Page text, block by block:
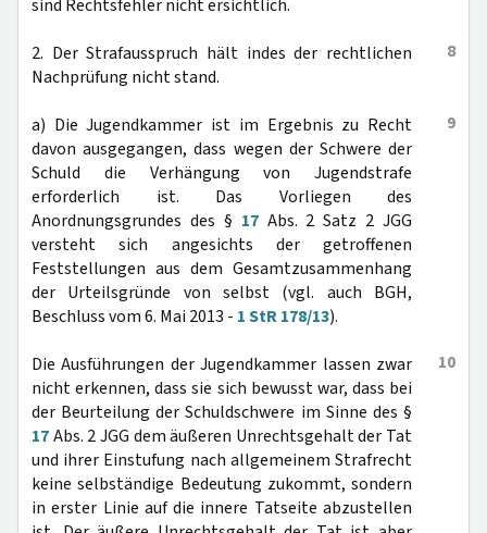
sind Rechtsfehler nicht ersichtlich.
8
2. Der Strafausspruch hält indes der rechtlichen
Nachprüfung nicht stand.
9
a) Die Jugendkammer ist im Ergebnis zu Recht
davon ausgegangen, dass wegen der Schwere der
Schuld die Verhängung von Jugendstrafe
erforderlich ist. Das Vorliegen des
Anordnungsgrundes des § 17Abs. 2 Satz 2 JGG
versteht sich angesichts der getroffenen
Feststellungen aus dem Gesamtzusammenhang
der Urteilsgründe von selbst (vgl. auch BGH,
Beschluss vom 6. Mai 2013 - 1 StR 178/13).
10
Die Ausführungen der Jugendkammer lassen zwar
nicht erkennen, dass sie sich bewusst war, dass bei
der Beurteilung der Schuldschwere im Sinne des §
17Abs. 2 JGG dem äußeren Unrechtsgehalt der Tat
und ihrer Einstufung nach allgemeinem Strafrecht
keine selbständige Bedeutung zukommt, sondern
in erster Linie auf die innere Tatseite abzustellen